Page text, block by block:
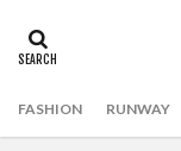
FASHION RUNWAY